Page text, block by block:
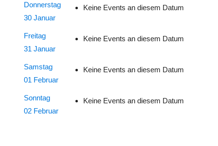
Donnerstag
30 Januar
Keine Events an diesem Datum
Freitag
31 Januar
Keine Events an diesem Datum
Samstag
01 Februar
Keine Events an diesem Datum
Sonntag
02 Februar
Keine Events an diesem Datum